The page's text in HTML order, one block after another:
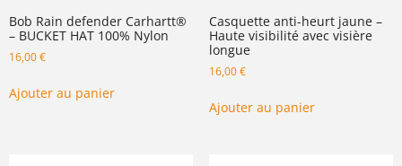
Bob Rain defender Carhartt®
– BUCKET HAT 100% Nylon
16,00€
Ajouter au panier
Casquette anti-heurt jaune –
Haute visibilité avec visière
longue
16,00€
Ajouter au panier